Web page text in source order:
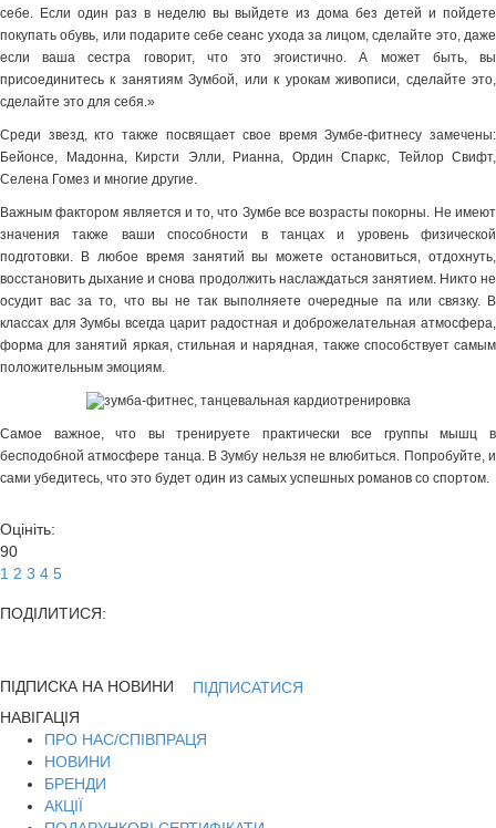
себе. Если один раз в неделю вы выйдете из дома без детей и пойдете
покупать обувь, или подарите себе сеанс ухода за лицом, сделайте это, даже
если ваша сестра говорит, что это эгоистично. А может быть, вы
присоединитесь к занятиям Зумбой, или к урокам живописи, сделайте это,
сделайте это для себя.»
Среди звезд, кто также посвящает свое время Зумбе-фитнесу замечены:
Бейонсе, Мадонна, Кирсти Элли, Рианна, Ордин Спаркс, Тейлор Свифт,
Селена Гомез и многие другие.
Важным фактором является и то, что Зумбе все возрасты покорны. Не имеют
значения также ваши способности в танцах и уровень физической
подготовки. В любое время занятий вы можете остановиться, отдохнуть,
восстановить дыхание и снова продолжить наслаждаться занятием. Никто не
осудит вас за то, что вы не так выполняете очередные па или связку. В
классах для Зумбы всегда царит радостная и доброжелательная атмосфера,
форма для занятий яркая, стильная и нарядная, также способствует самым
положительным эмоциям.
Самое важное, что вы тренируете практически все группы мышц в
бесподобной атмосфере танца. В Зумбу нельзя не влюбиться. Попробуйте, и
сами убедитесь, что это будет один из самых успешных романов со спортом.
Оцініть:
90
1 2 3 4 5
ПОДІЛИТИСЯ:
ПІДПИСКА НА НОВИНИ
ПІДПИСАТИСЯ
НАВІГАЦІЯ
ПРО НАС/СПІВПРАЦЯ
НОВИНИ
БРЕНДИ
АКЦІЇ